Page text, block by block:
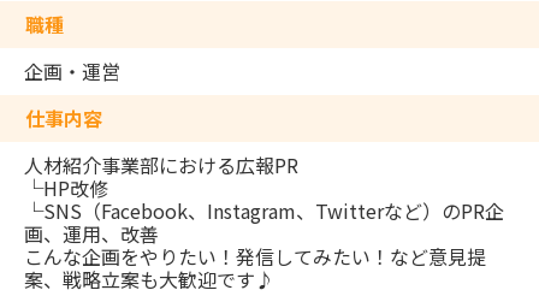
職種
企画・運営
仕事内容
人材紹介事業部における広報PR
└HP改修
└SNS（Facebook、Instagram、Twitterなど）のPR企
画、運用、改善
こんな企画をやりたい！発信してみたい！など意見提
案、戦略立案も大歓迎です♪